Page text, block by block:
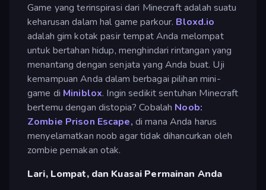
Game yang terinspirasi dari Minecraft adalah suatu
keharusan dalam hal game parkour. Bloxd.io
adalah gim kotak pasir tempat Anda melompat
untuk bertahan hidup, menghindari rintangan yang
menantang dengan senjata yang Anda buat. Uji
kemampuan Anda dalam berbagai pilihan mini-
game di Miniblox. Ingin sedikit sentuhan Minecraft
bertemu dengan distopia? Cobalah Noob:
Zombie Prison Escape, di mana Anda harus
menyelamatkan noob agar tidak dihancurkan oleh
zombie pemakan otak.
Lari, Lompat, dan Kuasai Permainan Anda